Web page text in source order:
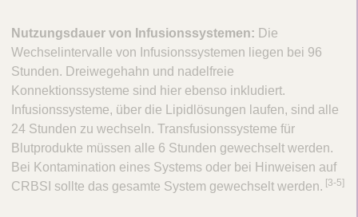
Nutzungsdauer von Infusionssystemen: Die
Wechselintervalle von Infusionssystemen liegen bei 96
Stunden. Dreiwegehahn und nadelfreie
Konnektionssysteme sind hier ebenso inkludiert.
Infusionssysteme, über die Lipidlösungen laufen, sind alle
24 Stunden zu wechseln. Transfusionssysteme für
Blutprodukte müssen alle 6 Stunden gewechselt werden.
Bei Kontamination eines Systems oder bei Hinweisen auf
CRBSI sollte das gesamte System gewechselt werden. ​[3-5]